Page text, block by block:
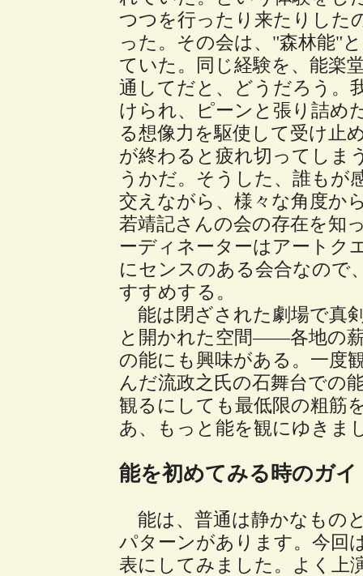
つつを行ったり来たりした
った。その会は、"森林能"
ていた。同じ経験を、能楽
通してだと、どうだろう。
けられ、ピーンと張り詰め
る想像力を駆使して受け止
が終わると疲れ切ってしま
うかだ。そうした、誰もが
交えながら、様々な角度か
若靖記さんの会の存在を知
ーディネーターはアートク
にセンスのある会合なので
すすめする。
能は閉ざされた劇場で真
と開かれた空間――各地の
の能にも興味がある。一度
んだ流政之氏の石舞台での
観るにしても最低限の粗筋
あ、もっと能を観にゆきま
能を初めてみる時のガイ
能は、普通は静かなもの
パターンがあります。今回
表にしてみました。よく上